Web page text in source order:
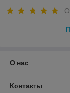
О нас
Контакты